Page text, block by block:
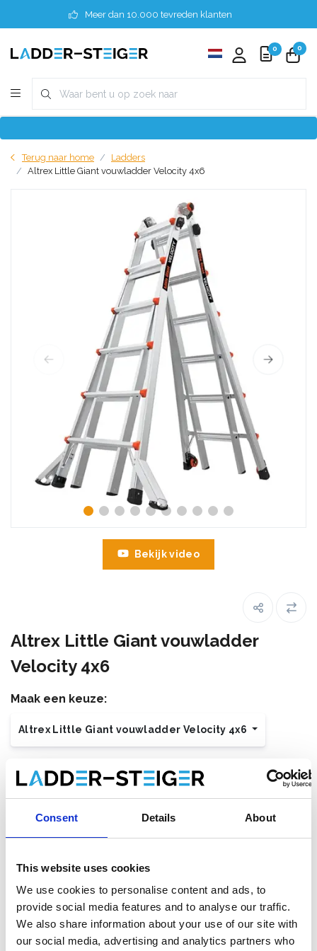
Consent Details About
This website uses cookies
We use cookies to personalise content and ads, to
provide social media features and to analyse our traffic.
We also share information about your use of our site with
our social media, advertising and analytics partners who
Meer dan 10.000 tevreden klanten
0 0
Terug naar home
Ladders
Altrex Little Giant vouwladder Velocity 4x6
Bekijk video
Altrex Little Giant vouwladder
Velocity 4x6
Maak een keuze:
Altrex Little Giant vouwladder Velocity 4x6
€511,83 €539,66 Incl. BTW
mogelijk in Zevenaar (NL) of Maaseik (BE)
Toevoegen aan winkelwagen
Toevoegen aan offerte